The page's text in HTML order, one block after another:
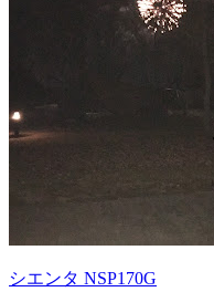
シエンタ NSP170G